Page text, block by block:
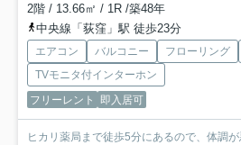
2階 / 13.66㎡ / 1R /築48年
中央線「荻窪」駅 徒歩23分
エアコン バルコニー フローリング
TVモニタ付インターホン
フリーレント
即入居可
ヒカリ薬局まで徒歩5分にあるので、体調